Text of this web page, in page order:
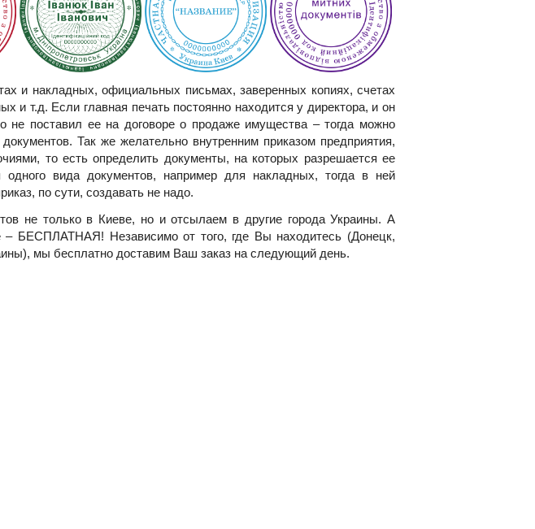
и накладных, официальных письмах, заверенных копиях, счетах
и т.д. Если главная печать постоянно находится у директора, и он
не поставил ее на договоре о продаже имущества – тогда можно
Так же желательно внутренним приказом предприятия,
то есть определить документы, на которых разрешается ее
вида документов, например для накладных, тогда в ней
по сути, создавать не надо.
не только в Киеве, но и отсылаем в другие города Украины. А
– БЕСПЛАТНАЯ! Независимо от того, где Вы находитесь (Донецк,
мы бесплатно доставим Ваш заказ на следующий день.